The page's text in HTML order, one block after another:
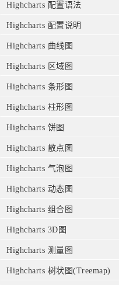
Highcharts 配置语法
Highcharts 配置说明
Highcharts 曲线图
Highcharts 区域图
Highcharts 条形图
Highcharts 柱形图
Highcharts 饼图
Highcharts 散点图
Highcharts 气泡图
Highcharts 动态图
Highcharts 组合图
Highcharts 3D图
Highcharts 测量图
Highcharts 树状图(Treemap)